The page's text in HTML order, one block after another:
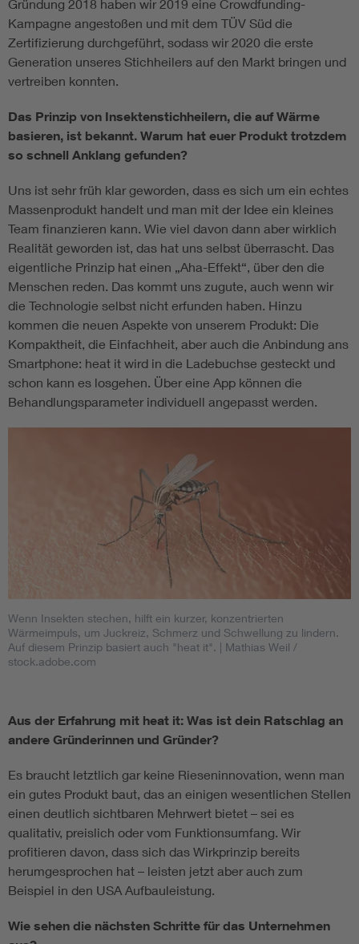
Gründung 2018 haben wir 2019 eine Crowdfunding-
Kampagne angestoßen und mit dem TÜV Süd die
Zertifizierung durchgeführt, sodass wir 2020 die erste
Generation unseres Stichheilers auf den Markt bringen und
vertreiben konnten.
Das Prinzip von Insektenstichheilern, die auf Wärme
basieren, ist bekannt. Warum hat euer Produkt trotzdem
so schnell Anklang gefunden?
Uns ist sehr früh klar geworden, dass es sich um ein echtes
Massenprodukt handelt und man mit der Idee ein kleines
Team finanzieren kann. Wie viel davon dann aber wirklich
Realität geworden ist, das hat uns selbst überrascht. Das
eigentliche Prinzip hat einen „Aha-Effekt“, über den die
Menschen reden. Das kommt uns zugute, auch wenn wir
die Technologie selbst nicht erfunden haben. Hinzu
kommen die neuen Aspekte von unserem Produkt: Die
Kompaktheit, die Einfachheit, aber auch die Anbindung ans
Smartphone: heat it wird in die Ladebuchse gesteckt und
schon kann es losgehen. Über eine App können die
Behandlungsparameter individuell angepasst werden.
Wenn Insekten stechen, hilft ein kurzer, konzentrierten
Wärmeimpuls, um Juckreiz, Schmerz und Schwellung zu lindern.
Auf diesem Prinzip basiert auch "heat it". | Mathias Weil /
stock.adobe.com
Aus der Erfahrung mit heat it: Was ist dein Ratschlag an
andere Gründerinnen und Gründer?
Es braucht letztlich gar keine Rieseninnovation, wenn man
ein gutes Produkt baut, das an einigen wesentlichen Stellen
einen deutlich sichtbaren Mehrwert bietet – sei es
qualitativ, preislich oder vom Funktionsumfang. Wir
profitieren davon, dass sich das Wirkprinzip bereits
herumgesprochen hat – leisten jetzt aber auch zum
Beispiel in den USA Aufbauleistung.
Wie sehen die nächsten Schritte für das Unternehmen